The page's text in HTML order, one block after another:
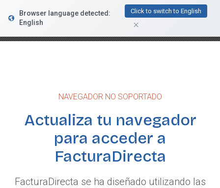
FacturaDirecta
Browser language detected:
English
Click to switch to English
NAVEGADOR NO SOPORTADO
Actualiza tu navegador
para acceder a
FacturaDirecta
FacturaDirecta se ha diseñado utilizando las